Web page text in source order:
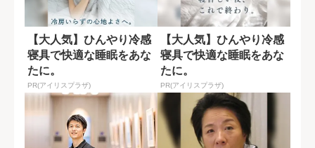
【大人気】ひんやり冷感
寝具で快適な睡眠をあな
たに。
PR(アイリスプラザ)
【大人気】ひんやり冷感
寝具で快適な睡眠をあな
たに。
PR(アイリスプラザ)